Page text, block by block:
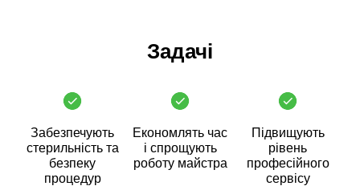
Задачі
Забезпечують
стерильність та
безпеку
процедур
Економлять час
і спрощують
роботу майстра
Підвищують
рівень
професійного
сервісу